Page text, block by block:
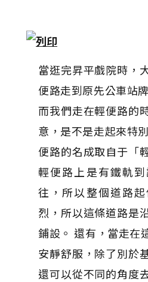
當逛完昇平戲院時，
便路走到原先公車站
而我們走在輕便路的
意，是不是走起來特
便路的名成取自于「
輕便路上是有鐵軌
往，所以整個道路
烈，所以這條道路是
鋪設。 還有，當走在
安靜舒服，除了別於
還可以從不同的角度